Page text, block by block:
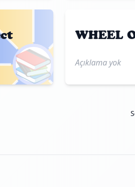
📚
WHEEL
Açıklama yok